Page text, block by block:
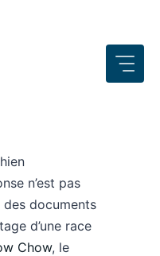
n’est pas
des documents
d’une race
Chow, le